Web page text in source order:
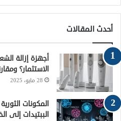
ي
ب
و
ك
و
ت
ر
ي
ت
ي
ي
أحدث المقالات
أجهزة إزالة
الاستثمار؟
28 مايو، 2025
الببتيدات إلى